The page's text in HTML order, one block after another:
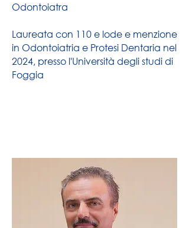
Odontoiatra
Laureata con 110 e lode e menzione
in Odontoiatria e Protesi Dentaria nel
2024, presso l'Università degli studi di
Foggia